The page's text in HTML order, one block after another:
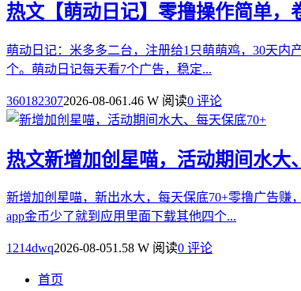
热文 【萌动日记】零撸操作简单
萌动日记：米多多二台，注册给1只萌萌鸡，30天内
个。萌动日记每天看7个广告，稳定...
3601823072026-08-061.46 W 阅读0 评论
热文新增加创星喵，活动期间水大
新增加创星喵，新出水大，每天保底70+零撸广告赚
app金币少了就到应用里面下载其他四个...
1214dwq2026-08-051.58 W 阅读0 评论
首页